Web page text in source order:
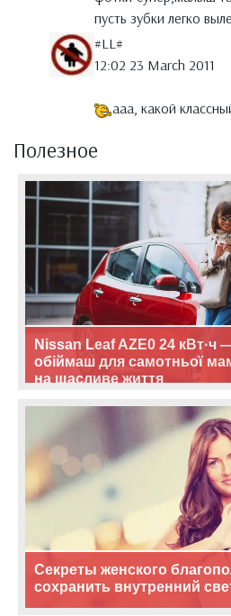
пусть зубки легко
#LL#
12:02 23 March 2011
ааа, какой
Полезное
Nissan Leaf AZE0 24 кВт·ч
обіймаш для самотньої
на щасливе життя
Секреты женского
сохранить внутренний